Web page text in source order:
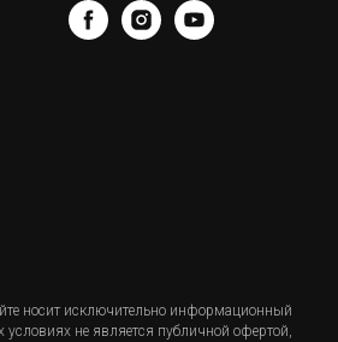
носит исключительно информационный
условиях не является публичной офертой,